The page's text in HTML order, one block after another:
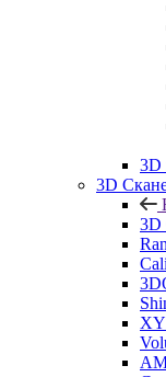
3D
3D
3D